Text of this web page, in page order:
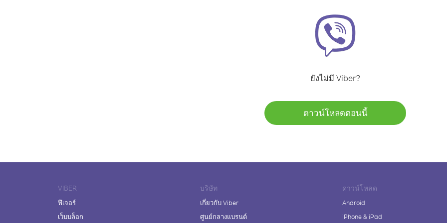
ยังไม่มี Viber?
ดาวน์โหลดตอนนี้
VIBER
ฟีเจอร์
เว็บบล็อก
บริษัท
เกี่ยวกับ Viber
ศูนย์กลางแบรนด์
ดาวน์โหลด
Android
iPhone & iPad